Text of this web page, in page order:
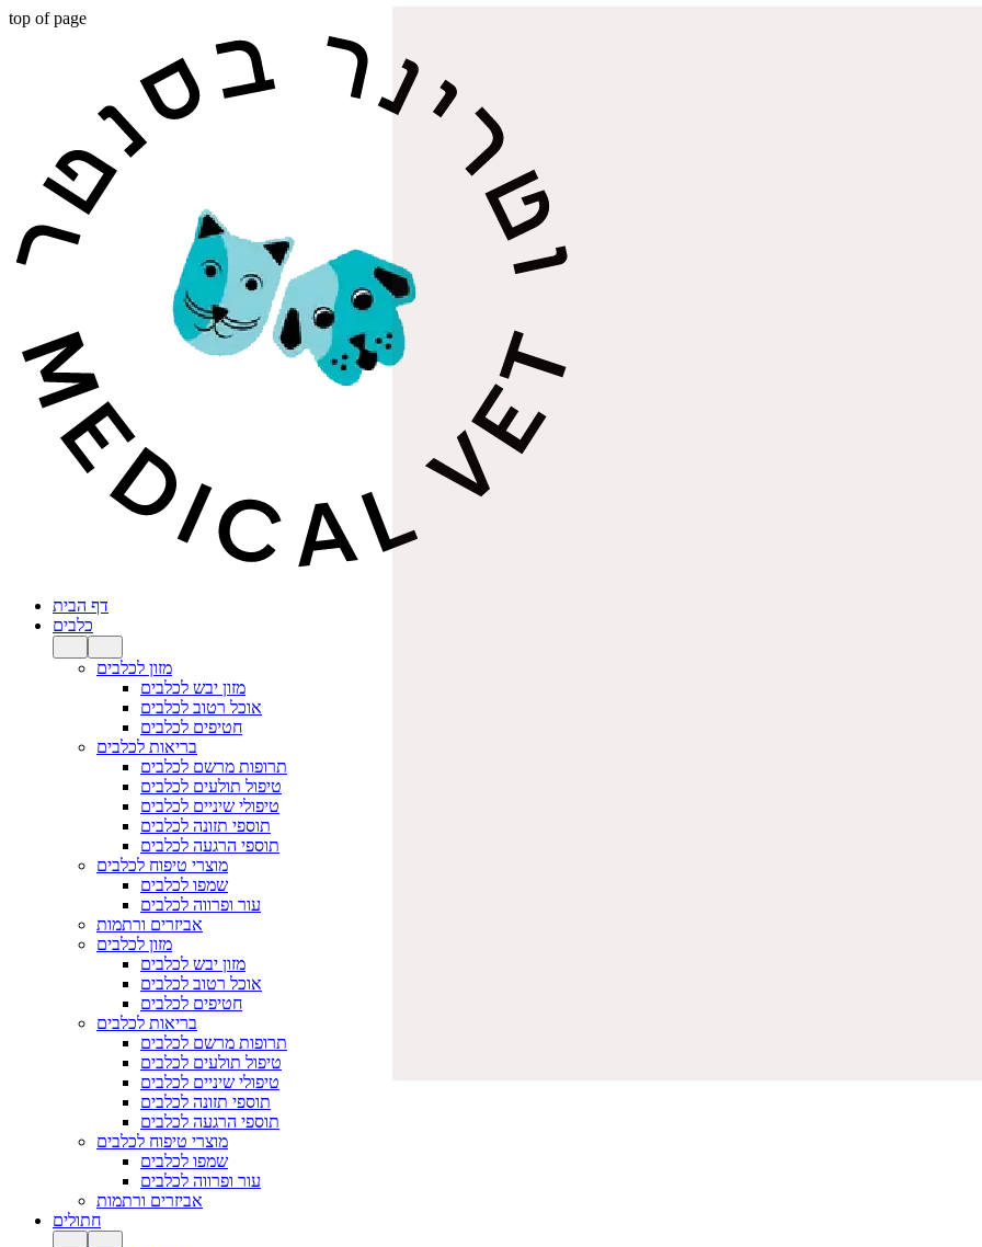
top of page
דף הבית
כלבים
מזון לכלבים
מזון יבש לכלבים
אוכל רטוב לכלבים
חטיפים לכלבים
בריאות לכלבים
תרופות מרשם לכלבים
טיפול תולעים לכלבים
טיפולי שיניים לכלבים
תוספי תזונה לכלבים
תוספי הרגעה לכלבים
מוצרי טיפוח לכלבים
שמפו לכלבים
עור ופרווה לכלבים
אביזרים ורתמות
מזון לכלבים
מזון יבש לכלבים
אוכל רטוב לכלבים
חטיפים לכלבים
בריאות לכלבים
תרופות מרשם לכלבים
טיפול תולעים לכלבים
טיפולי שיניים לכלבים
תוספי תזונה לכלבים
תוספי הרגעה לכלבים
מוצרי טיפוח לכלבים
שמפו לכלבים
עור ופרווה לכלבים
אביזרים ורתמות
חתולים